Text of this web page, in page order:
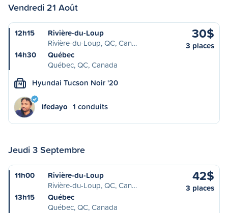
Vendredi 21 Août
12h15
Rivière-du-Loup
Rivière-du-Loup, QC, Can…
14h30
Québec
Québec, QC, Canada
30$
3 places
M Hyundai Tucson Noir '20
Ifedayo 1 conduits
Jeudi 3 Septembre
11h00
Rivière-du-Loup
Rivière-du-Loup, QC, Can…
13h15
Québec
Québec, QC, Canada
42$
3 places